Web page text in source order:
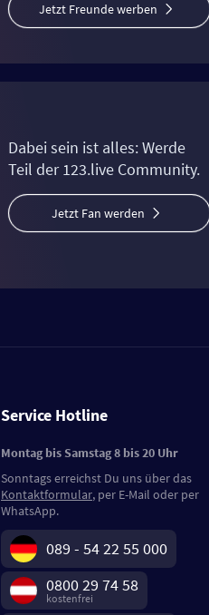
Jetzt Freunde werben
Dabei sein ist alles: Werde
Teil der 123.live Community.
Jetzt Fan werden
Service Hotline
Montag bis Samstag 8 bis 20 Uhr
Sonntags erreichst Du uns über das
Kontaktformular, per E-Mail oder per
WhatsApp.
089 - 54 22 55 000
0800 29 74 58
kostenfrei